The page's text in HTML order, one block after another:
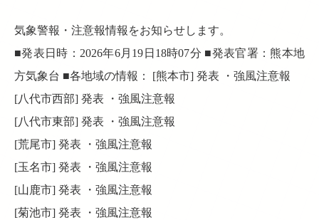
気象警報・注意報情報をお知らせします。
■発表日時：2026年6月19日18時07分 ■発表官署：熊本地
方気象台 ■各地域の情報： [熊本市] 発表 ・強風注意報
[八代市西部] 発表 ・強風注意報
[八代市東部] 発表 ・強風注意報
[荒尾市] 発表 ・強風注意報
[玉名市] 発表 ・強風注意報
[山鹿市] 発表 ・強風注意報
[菊池市] 発表 ・強風注意報